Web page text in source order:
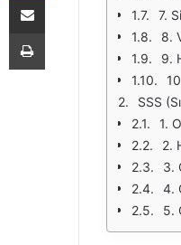
7.
8.
9.
SSS
1.
2.
3.
4.
5.